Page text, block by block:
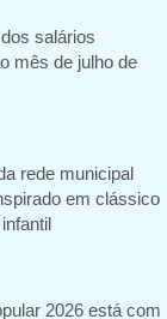
salários
mês de julho de
rede municipal
em clássico
2026 está com